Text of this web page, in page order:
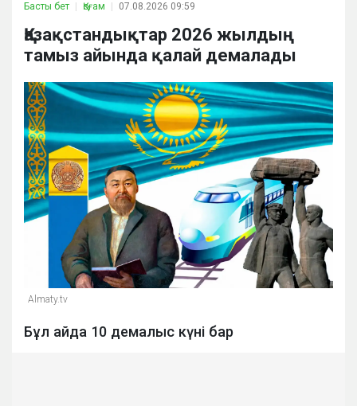
Басты бет Қоғам 07.08.2026 09:59
Қазақстандықтар 2026 жылдың
тамыз айында қалай демалады
Almaty.tv
Бұл айда 10 демалыс күні бар